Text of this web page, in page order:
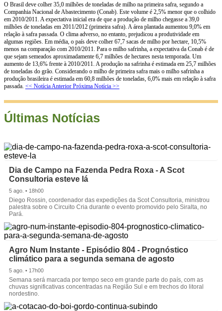
O Brasil deve colher 35,0 milhões de toneladas de milho na primeira safra, segundo a
Companhia Nacional de Abastecimento (Conab). Este volume é 2,5% menor que o colhido
em 2010/2011. A expectativa inicial era de que a produção de milho chegasse a 39,0
milhões de toneladas em 2011/2012 (primeira safra). A área plantada aumentou 9,0% em
relação à safra passada. O clima adverso, no entanto, prejudicou a produtividade em
algumas regiões. Em média, o país deve colher 67,7 sacas de milho por hectare, 10,5%
menos na comparação com 2010/2011. Para o milho safrinha, a expectativa da Conab é de
que sejam semeados aproximadamente 6,7 milhões de hectares nesta temporada. Um
aumento de 13,6% frente à 2010/2011. A produção na safrinha é estimada em 25,7 milhões
de toneladas do grão. Considerando o milho de primeira safra mais o milho safrinha a
produção brasileira é estimada em 60,8 milhões de toneladas, 6,0% mais em relação à safra
passada. << Notícia Anterior Próxima Notícia >>
Últimas Notícias
Dia de Campo na Fazenda Pedra Roxa - A Scot
Consultoria esteve lá
5 ago. • 18h00
Diego Rossin, coordenador das expedições da Scot Consultoria, ministrou
palestra sobre o Circuito Cria durante o evento promovido pelo Siralta, no
Pará.
Agro Num Instante - Episódio 804 - Prognóstico
climático para a segunda semana de agosto
5 ago. • 17h00
Semana será marcada por tempo seco em grande parte do país, com as
chuvas significativas concentradas na Região Sul e em trechos do litoral
nordestino.